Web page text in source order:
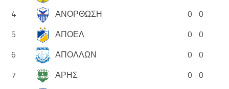
4 ΑΝΟΡΘΩΣΗ 0 0
5
ΑΠΟΕΛ 0 0
6
ΑΠΟΛΛΩΝ 0 0
7
ΑΡΗΣ 0 0